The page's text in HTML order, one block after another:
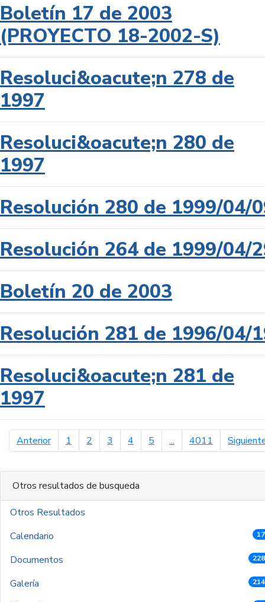
Boletín 17 de 2003
(PROYECTO 18-2002-S)
Resoluci&oacute;n 278 de
1997
Resoluci&oacute;n 280 de
1997
Resolución 280 de 1999/04/
Resolución 264 de 1999/04/
Boletín 20 de 2003
Resolución 281 de 1996/04/
Resoluci&oacute;n 281 de
1997
Anteriorpágina anterior
1 2 3 4 5 ... 4011
Otros resultados de busqueda
Otros Resultados
Calendario
Documentos
Galería